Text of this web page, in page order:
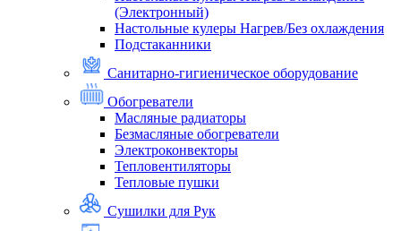
(Электронный)
Настольные кулеры Нагрев/Без охлаждения
Подстаканники
Санитарно-гигиеническое оборудование
Обогреватели
Масляные радиаторы
Безмасляные обогреватели
Электроконвекторы
Тепловентиляторы
Тепловые пушки
Сушилки для Рук